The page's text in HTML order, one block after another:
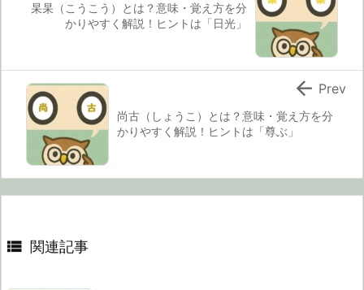
杲杲（こうこう）とは？意味・覚え方を分
かりやすく解説！ヒントは「日光」
尚古（しょうこ）とは？意味・覚え方を分
かりやすく解説！ヒントは「尊ぶ」
 Prev
 関連記事